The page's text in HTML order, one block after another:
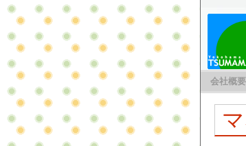
会社概要
マ